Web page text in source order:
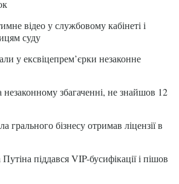
відео у службовому кабінеті і
суду
у ексвіцепрем’єрки незаконне
збагаченні, не знайшов 12
грального бізнесу отримав ліцензії в
піддався VIP-бусифікації і пішов